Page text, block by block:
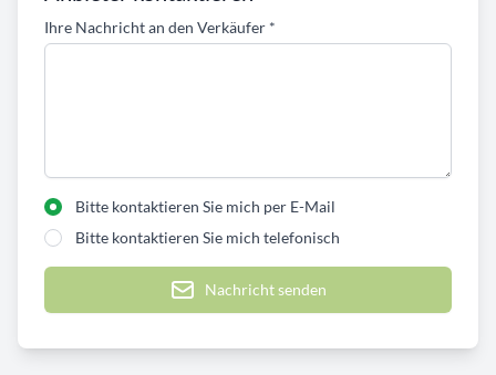
Ihre Nachricht an den Verkäufer *
Bitte kontaktieren Sie mich per E-Mail
Bitte kontaktieren Sie mich telefonisch
Nachricht senden